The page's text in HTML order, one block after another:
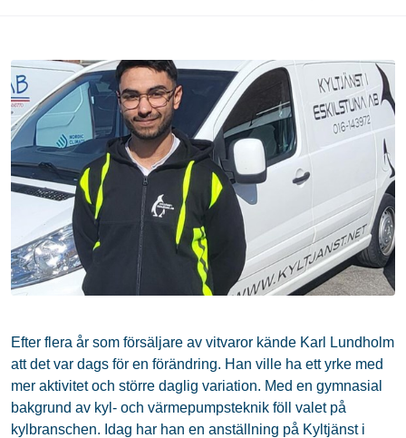
Efter flera år som försäljare av vitvaror kände Karl Lundholm
att det var dags för en förändring. Han ville ha ett yrke med
mer aktivitet och större daglig variation. Med en gymnasial
bakgrund av kyl- och värmepumpsteknik föll valet på
kylbranschen. Idag har han en anställning på Kyltjänst i